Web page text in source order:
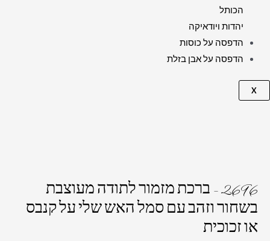
הכותל
יהדות ויודאיקה
הדפסה על כוסות
הדפסה על אבן בזלת
X
2696 – ברכת מזמור לתודה מעוצבת
בשחור וזהב עם סמל האש שלי על קנבס
או זכוכית